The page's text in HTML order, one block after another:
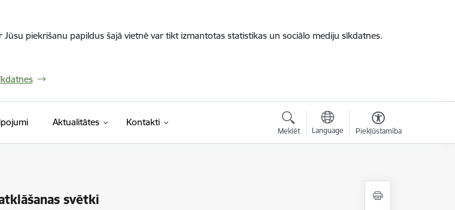
piekrišanu papildus šajā vietnē var tikt izmantotas statistikas un sociālo mediju sīkdatnes.
Aktualitātes Kontakti
Meklēt Language Piekļūstamība
svētki